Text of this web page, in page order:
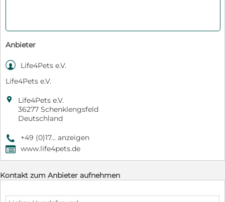
Anbieter

Life4Pets e.V.
Life4Pets e.V.

Life4Pets e.V.
36277 Schenklengsfeld
Deutschland
9 +49 (0)17... anzeigen
, www.life4pets.de
Kontakt zum Anbieter aufnehmen